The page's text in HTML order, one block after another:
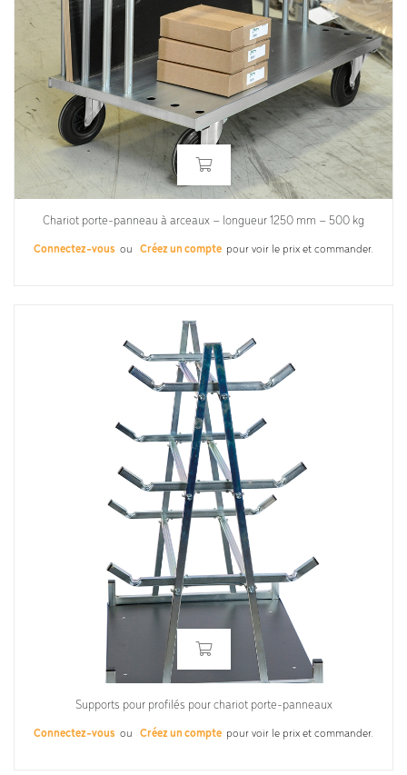
Chariot porte-panneau à arceaux – longueur 1250 mm – 500 kg
Connectez-vous ou Créez un compte pour voir le prix et commander.
Supports pour profilés pour chariot porte-panneaux
Connectez-vous ou Créez un compte pour voir le prix et commander.